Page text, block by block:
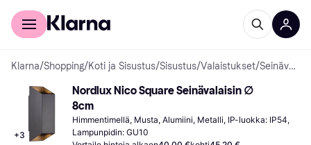
Kuluttajille
Klarna/Shopping/Koti ja Sisustus/Sisustus/Valaistukset/ Seinävalaisimet
+3
Nordlux Nico Square Seinävalaisin ∅
8cm
Himmentimellä, Musta, Alumiini, Metalli, IP-luokka: IP54,
Lampunpidin: GU10